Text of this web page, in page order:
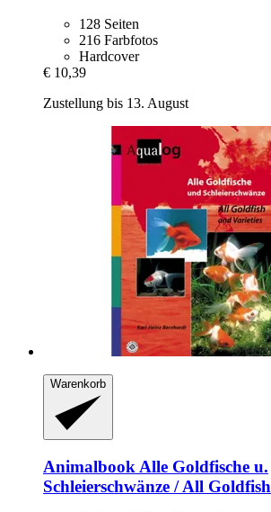
128 Seiten
216 Farbfotos
Hardcover
€ 10,39
Zustellung bis 13. August
Warenkorb
Animalbook Alle Goldfische u.
Schleierschwänze / All Goldfish